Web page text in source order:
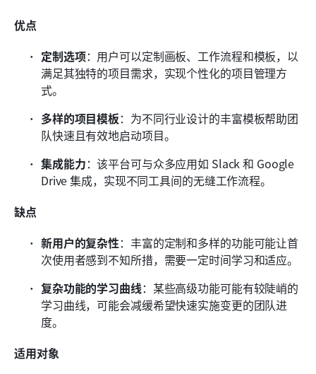
优点
定制选项：用户可以定制画板、工作流程和模板，以
满足其独特的项目需求，实现个性化的项目管理方
式。
多样的项目模板：为不同行业设计的丰富模板帮助团
队快速且有效地启动项目。
集成能力：该平台可与众多应用如 Slack 和 Google
Drive 集成，实现不同工具间的无缝工作流程。
缺点
新用户的复杂性：丰富的定制和多样的功能可能让首
次使用者感到不知所措，需要一定时间学习和适应。
复杂功能的学习曲线：某些高级功能可能有较陡峭的
学习曲线，可能会减缓希望快速实施变更的团队进
度。
适用对象